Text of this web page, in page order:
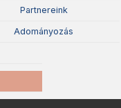
Partnereink
Adományozás